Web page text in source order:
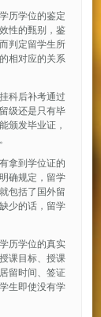
历学位的鉴定
性的甄别，鉴
判定留学生所
相对应的关系
科后补考通过
级还是只有毕
颁发毕业证，
拿到学位证的
确规定，留学
包括了国外留
少的话，留学
历学位的真实
课目标、授课
留时间、签证
生即使没有学